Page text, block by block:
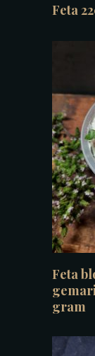
Feta
Feta
gram